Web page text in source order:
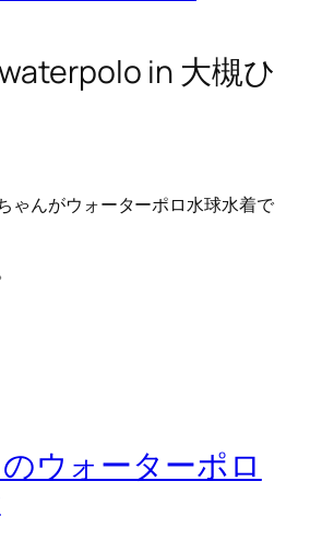
in 大槻ひ
ゃんがウォーターポロ水球水着で
ウォーターポロ